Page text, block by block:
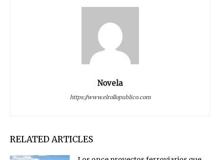
Novela
https://www.elrollopublico.com
RELATED ARTICLES